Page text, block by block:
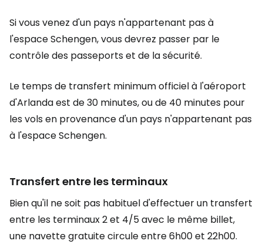
Si vous venez d'un pays n'appartenant pas à
l'espace Schengen, vous devrez passer par le
contrôle des passeports et de la sécurité.
Le temps de transfert minimum officiel à l'aéroport
d'Arlanda est de 30 minutes, ou de 40 minutes pour
les vols en provenance d'un pays n'appartenant pas
à l'espace Schengen.
Transfert entre les terminaux
Bien qu'il ne soit pas habituel d'effectuer un transfert
entre les terminaux 2 et 4/5 avec le même billet,
une navette gratuite circule entre 6h00 et 22h00.